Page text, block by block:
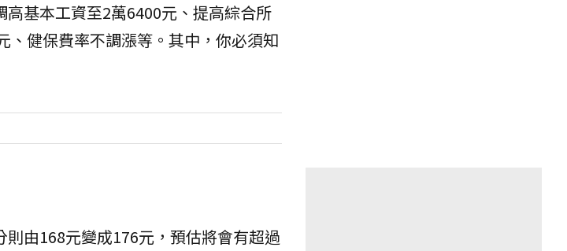
基本工資至2萬6400元、提高綜合所
、健保費率不調漲等。其中，你必須知
由168元變成176元，預估將會有超過